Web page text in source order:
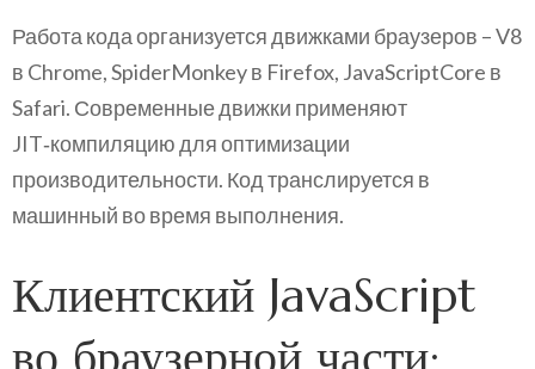
Работа кода организуется движками браузеров – V8
в Chrome, SpiderMonkey в Firefox, JavaScriptCore в
Safari. Современные движки применяют
JIT‑компиляцию для оптимизации
производительности. Код транслируется в
машинный во время выполнения.
Клиентский JavaScript